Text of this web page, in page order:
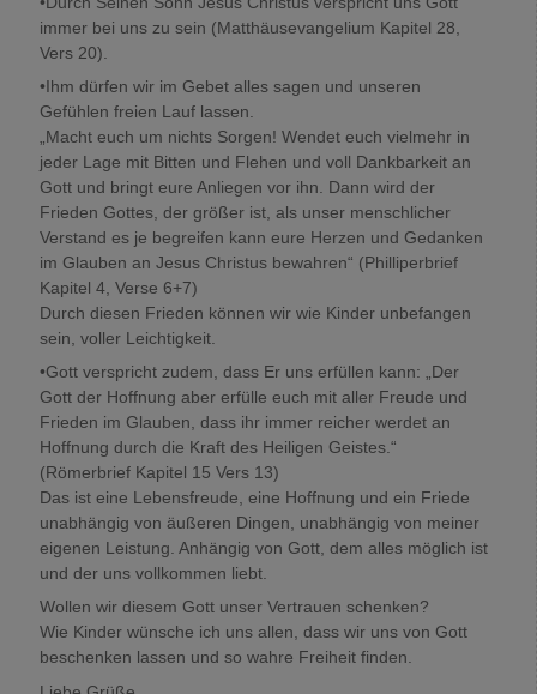
immer bei uns zu sein (Matthäusevangelium Kapitel 28,
Vers 20).
•Ihm dürfen wir im Gebet alles sagen und unseren
Gefühlen freien Lauf lassen.
„Macht euch um nichts Sorgen! Wendet euch vielmehr in
jeder Lage mit Bitten und Flehen und voll Dankbarkeit an
Gott und bringt eure Anliegen vor ihn. Dann wird der
Frieden Gottes, der größer ist, als unser menschlicher
Verstand es je begreifen kann eure Herzen und Gedanken
im Glauben an Jesus Christus bewahren“ (Philliperbrief
Kapitel 4, Verse 6+7)
Durch diesen Frieden können wir wie Kinder unbefangen
sein, voller Leichtigkeit.
•Gott verspricht zudem, dass Er uns erfüllen kann: „Der
Gott der Hoffnung aber erfülle euch mit aller Freude und
Frieden im Glauben, dass ihr immer reicher werdet an
Hoffnung durch die Kraft des Heiligen Geistes.“
(Römerbrief Kapitel 15 Vers 13)
Das ist eine Lebensfreude, eine Hoffnung und ein Friede
unabhängig von äußeren Dingen, unabhängig von meiner
eigenen Leistung. Anhängig von Gott, dem alles möglich ist
und der uns vollkommen liebt.
Wollen wir diesem Gott unser Vertrauen schenken?
Wie Kinder wünsche ich uns allen, dass wir uns von Gott
beschenken lassen und so wahre Freiheit finden.